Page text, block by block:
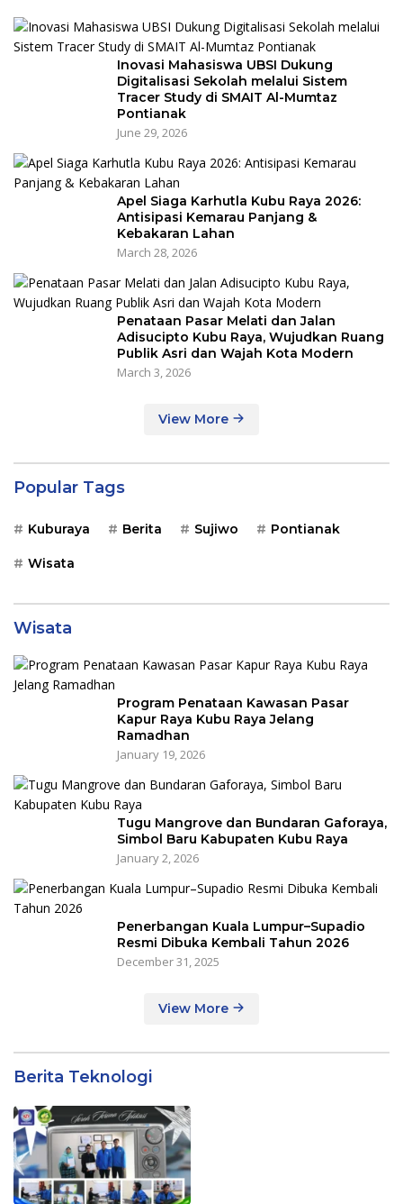
Inovasi Mahasiswa UBSI Dukung
Digitalisasi Sekolah melalui Sistem
Tracer Study di SMAIT Al-Mumtaz
Pontianak
June 29, 2026
Apel Siaga Karhutla Kubu Raya 2026:
Antisipasi Kemarau Panjang &
Kebakaran Lahan
March 28, 2026
Penataan Pasar Melati dan Jalan
Adisucipto Kubu Raya, Wujudkan Ruang
Publik Asri dan Wajah Kota Modern
March 3, 2026
View More
Popular Tags
Kuburaya Berita Sujiwo Pontianak
Wisata
Wisata
Program Penataan Kawasan Pasar
Kapur Raya Kubu Raya Jelang
Ramadhan
January 19, 2026
Tugu Mangrove dan Bundaran Gaforaya,
Simbol Baru Kabupaten Kubu Raya
January 2, 2026
Penerbangan Kuala Lumpur–Supadio
Resmi Dibuka Kembali Tahun 2026
December 31, 2025
View More
Berita Teknologi